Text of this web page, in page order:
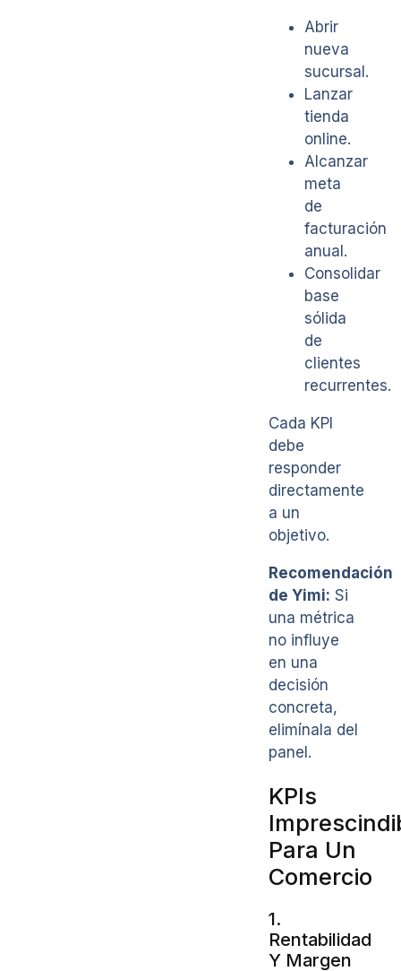
Abrir
nueva
sucursal.
Lanzar
tienda
online.
Alcanzar
meta
de
facturación
anual.
Consolidar
base
sólida
de
clientes
recurrentes.
Cada KPI
debe
responder
directamente
a un
objetivo.
Recomendación
de Yimi: Si
una métrica
no influye
en una
decisión
concreta,
elimínala del
panel.
KPIs
Para Un
Comercio
1.
Rentabilidad
Y Margen